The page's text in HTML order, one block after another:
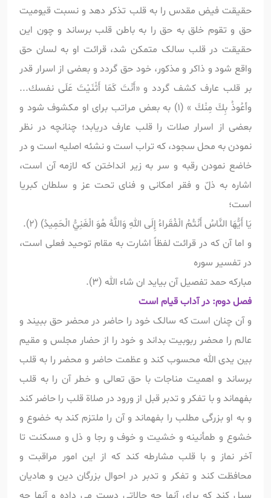
حقیقت فیض مقدس را به قلب تذکر دهد و نسبت قیومیت
حق و تقوم خلق به حق را به باطن قلب برساند و چون این
حقیقت در قلب سالک متمکن شد، قرائت او به لسان حق
واقع شود و ذاکر و مذکور، خود حق گردد و بعضی از اسرار قدر
بر قلب عارف کشف گردد و «أَنْتَ كَمَا أَثْنَيْتَ عَلَى نفسك...
وأعُوذُ بِكَ مِنْكَ » (1) به بعض مراتب برای او مکشوف شود و
بعضی از اسرار صلات را قلب عارف دریابد؛ چنانچه در نظر
نمودن به محل سجود، که تراب است و نشئه اصلیه است و در
خاضع نمودن رقبه و سر به زیر انداختن که لازمه آن است،
اشاره به ذلّ و فقر امکانی و فنای تحت عز و سلطان کبریا
است؛
يَا أَيُّهَا النَّاسُ أَنْتُمُ الْفُقَراءُ إِلَى اللهِ وَاللَّهُ هُوَ الْغَنِيُّ الْحَمِيدُ) (2).
و اما آن که در قرائت لفظاً اشارت به مقام توحید فعلی است،
در تفسیر سوره
مبارکه حمد تفصیل آن بیاید ان شاء الله (3).
فصل دوم: در آداب قیام است
و آن چنان است که سالک خود را حاضر در محضر حق ببیند و
عالم را محضر ربوبیت بداند و خود را از حضار مجلس و مقیم
بين يدى الله محسوب کند و عظمت حاضر و محضر را به قلب
برساند و اهمیت مناجات با حق تعالی و خطر آن را به قلب
بفهماند و با تفکر و تدبر قبل از ورود در صلاة قلب را حاضر کند
و به او بزرگی مطلب را بفهماند و آن را ملتزم کند به خضوع و
خشوع و طمأنینه و خشیت و خوف و رجا و ذل و مسکنت تا
آخر نماز و با قلب مشارطه کند که از این امور مراقبت و
محافظت کند و تفکر و تدبر در احوال بزرگان دین و هادیان